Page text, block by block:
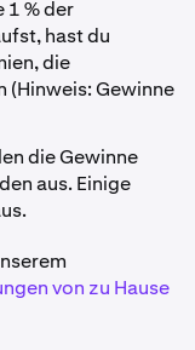
1 % der
hast du
die
Gewinne
die Gewinne
aus. Einige
von zu Hause